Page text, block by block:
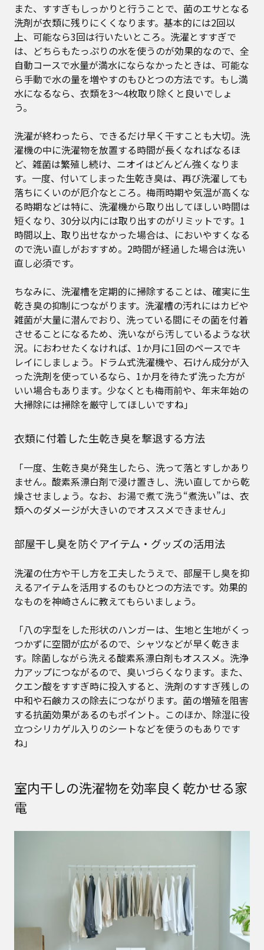
また、すすぎもしっかりと行うことで、菌のエサとなる
洗剤が衣類に残りにくくなります。基本的には2回以
上、可能なら3回は行いたいところ。洗濯とすすぎで
は、どちらもたっぷりの水を使うのが効果的なので、全
自動コースで水量が満水にならなかったときは、可能な
ら手動で水の量を増やすのもひとつの方法です。もし満
水になるなら、衣類を3〜4枚取り除くと良いでしょ
う。
洗濯が終わったら、できるだけ早く干すことも大切。洗
濯機の中に洗濯物を放置する時間が長くなればなるほ
ど、雑菌は繁殖し続け、ニオイはどんどん強くなりま
す。一度、付いてしまった生乾き臭は、再び洗濯しても
落ちにくいのが厄介なところ。梅雨時期や気温が高くな
る時期などは特に、洗濯機から取り出してほしい時間は
短くなり、30分以内には取り出すのがリミットです。1
時間以上、取り出せなかった場合は、においやすくなる
ので洗い直しがおすすめ。2時間が経過した場合は洗い
直し必須です。
ちなみに、洗濯槽を定期的に掃除することは、確実に生
乾き臭の抑制につながります。洗濯槽の汚れにはカビや
雑菌が大量に潜んでおり、洗っている間にその菌を付着
させることになるため、洗いながら汚しているような状
況。におわせたくなければ、1か月に1回のペースでキ
レイにしましょう。ドラム式洗濯機や、石けん成分が入
った洗剤を使っているなら、1か月を待たず洗った方が
いい場合もあります。少なくとも梅雨前や、年末年始の
大掃除には掃除を厳守してほしいですね」
衣類に付着した生乾き臭を撃退する方法
「一度、生乾き臭が発生したら、洗って落とすしかあり
ません。酸素系漂白剤で浸け置きし、洗い直してから乾
燥させましょう。なお、お湯で煮て洗う“煮洗い”は、衣
類へのダメージが大きいのでオススメできません」
部屋干し臭を防ぐアイテム・グッズの活用法
洗濯の仕方や干し方を工夫したうえで、部屋干し臭を抑
えるアイテムを活用するのもひとつの方法です。効果的
なものを神崎さんに教えてもらいましょう。
「八の字型をした形状のハンガーは、生地と生地がくっ
つかずに空間が広がるので、シャツなどが早く乾きま
す。除菌しながら洗える酸素系漂白剤もオススメ。洗浄
力アップにつながるので、臭いづらくなります。また、
クエン酸をすすぎ時に投入すると、洗剤のすすぎ残しの
中和や石鹸カスの除去につながります。菌の増殖を阻害
する抗菌効果があるのもポイント。このほか、除湿に役
立つシリカゲル入りのシートなどを使うのもありです
ね」
室内干しの洗濯物を効率良く乾かせる家
電